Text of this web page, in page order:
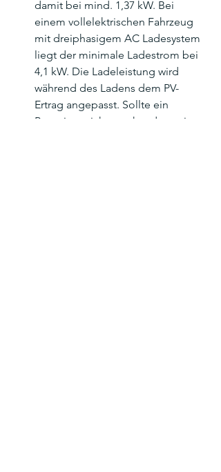
damit bei mind. 1,37 kW. Bei
einem vollelektrischen Fahrzeug
mit dreiphasigem AC Ladesystem
liegt der minimale Ladestrom bei
4,1 kW. Die Ladeleistung wird
während des Ladens dem PV-
Ertrag angepasst. Sollte ein
Batteriespeicher vorhanden sein,